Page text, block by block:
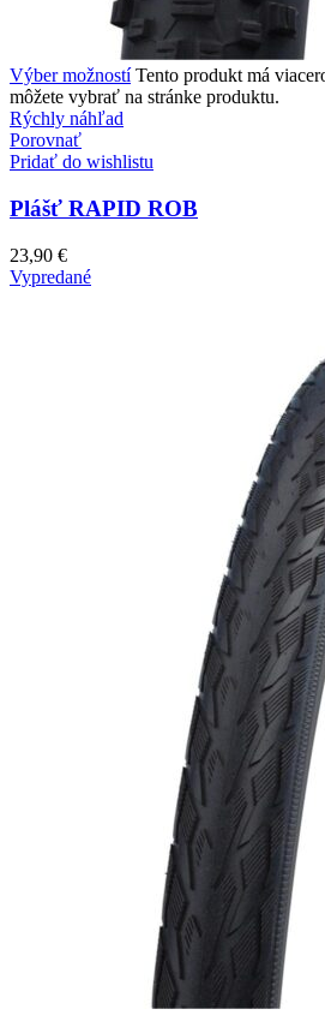
Výber možností Tento produkt má
môžete vybrať na stránke produktu.
Rýchly náhľad
Porovnať
Pridať do wishlistu
Plášť RAPID ROB
23,90 €
Vypredané